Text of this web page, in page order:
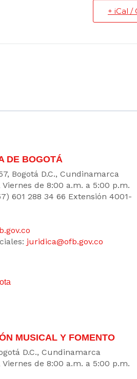
+ iCal
DE BOGOTÁ
Bogotá D.C., Cundinamarca
de 8:00 a.m. a 5:00 p.m.
601 288 34 66 Extensión 4001-
juridica@ofb.gov.co
MUSICAL Y FOMENTO
D.C., Cundinamarca
de 8:00 a.m. a 5:00 p.m.